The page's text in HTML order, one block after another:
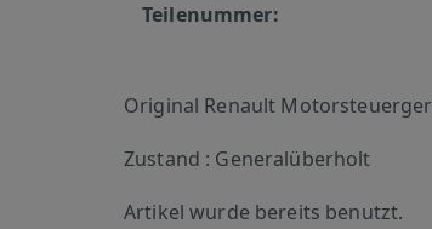
Teilenummer:
Original Renault
Zustand : Generalüberholt
Artikel wurde bereits benutzt.